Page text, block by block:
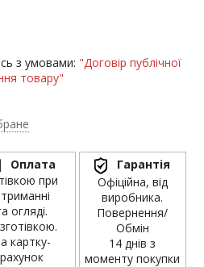
з умовами: "Договір публічної
товару"
Оплата
при
огляді.
картку-
рахунок
Гарантія
Офіційна, від
виробника.
Повернення/
Обмін
14 днів з
моменту покупки